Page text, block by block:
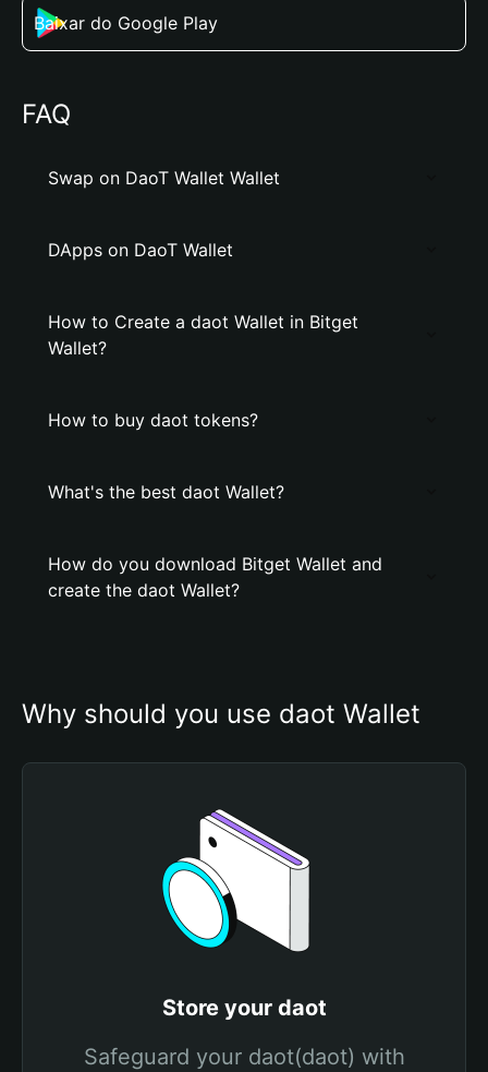
Baixar do Google Play
FAQ
Swap on DaoT Wallet Wallet
DApps on DaoT Wallet
How to Create a daot Wallet in Bitget
Wallet?
How to buy daot tokens?
What's the best daot Wallet?
How do you download Bitget Wallet and
create the daot Wallet?
Why should you use daot Wallet
Store your daot
Safeguard your daot(daot) with